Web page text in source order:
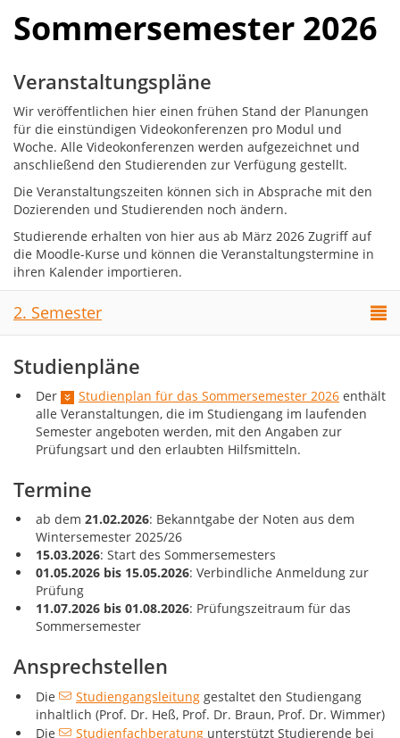
Sommersemester 2026
Veranstaltungspläne
Wir veröffentlichen hier einen frühen Stand der Planungen
für die einstündigen Videokonferenzen pro Modul und
Woche. Alle Videokonferenzen werden aufgezeichnet und
anschließend den Studierenden zur Verfügung gestellt.
Die Veranstaltungszeiten können sich in Absprache mit den
Dozierenden und Studierenden noch ändern.
Studierende erhalten von hier aus ab März 2026 Zugriff auf
die Moodle-Kurse und können die Veranstaltungstermine in
ihren Kalender importieren.
2. Semester
Studienpläne
Der Studienplan für das Sommersemester 2026 enthält
alle Veranstaltungen, die im Studiengang im laufenden
Semester angeboten werden, mit den Angaben zur
Prüfungsart und den erlaubten Hilfsmitteln.
Termine
ab dem 21.02.2026: Bekanntgabe der Noten aus dem
Wintersemester 2025/26
15.03.2026: Start des Sommersemesters
01.05.2026 bis 15.05.2026: Verbindliche Anmeldung zur
Prüfung
11.07.2026 bis 01.08.2026: Prüfungszeitraum für das
Sommersemester
Ansprechstellen
Die Studiengangsleitung gestaltet den Studiengang
inhaltlich (Prof. Dr. Heß, Prof. Dr. Braun, Prof. Dr. Wimmer)
Die
Studienfachberatung unterstützt Studierende bei